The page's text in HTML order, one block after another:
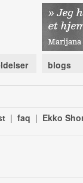
blogs
| faq | Ekko